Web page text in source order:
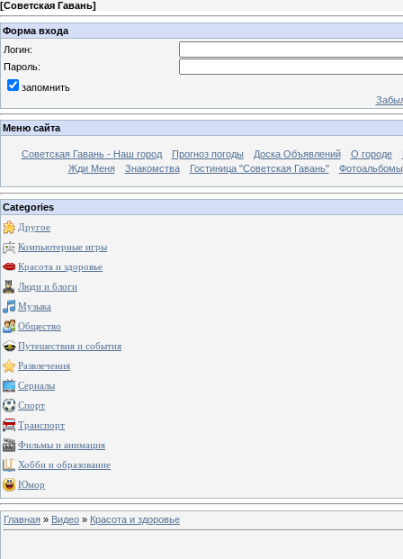
[Советская Гавань]
Форма входа
Логин:
Пароль:
запомнить
Меню сайта
Советская Гавань - Наш город Прогноз погоды Доска Объявлений О городе
Жди Меня
Знакомства Гостиница "Советская Гавань" Фотоальбомы
Categories
Другое
Компьютерные игры
Красота и здоровье
Люди и блоги
Музыка
Общество
Путешествия и события
Развлечения
Сериалы
Спорт
Транспорт
Фильмы и анимация
Хобби и образование
Юмор
Главная » Видео » Красота и здоровье